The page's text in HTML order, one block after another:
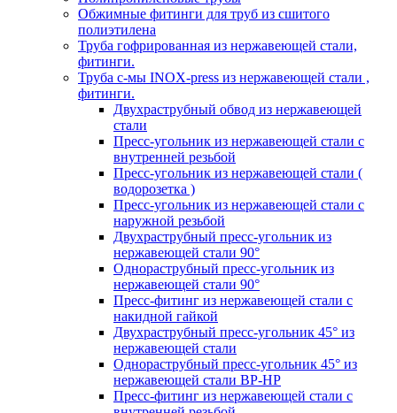
Обжимные фитинги для труб из сшитого
полиэтилена
Труба гофрированная из нержавеющей стали,
фитинги.
Труба с-мы INOX-press из нержавеющей стали ,
фитинги.
Двухраструбный обвод из нержавеющей
стали
Пресс-угольник из нержавеющей стали с
внутренней резьбой
Пресс-угольник из нержавеющей стали (
водорозетка )
Пресс-угольник из нержавеющей стали с
наружной резьбой
Двухраструбный пресс-угольник из
нержавеющей стали 90°
Однораструбный пресс-угольник из
нержавеющей стали 90°
Пресс-фитинг из нержавеющей стали с
накидной гайкой
Двухраструбный пресс-угольник 45° из
нержавеющей стали
Однораструбный пресс-угольник 45° из
нержавеющей стали ВР-НР
Пресс-фитинг из нержавеющей стали с